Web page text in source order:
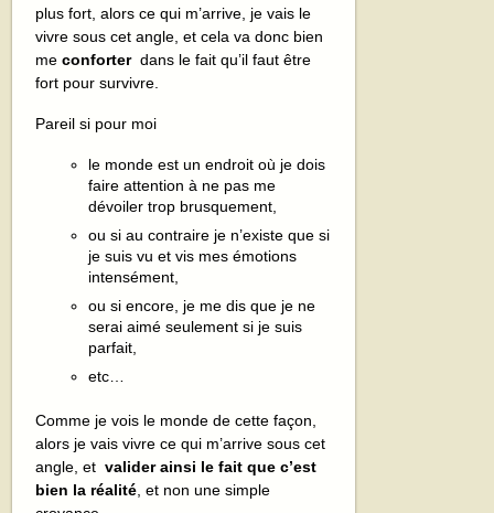
plus fort, alors ce qui m’arrive, je vais le
vivre sous cet angle, et cela va donc bien
meconforter dans le fait qu’il faut être
fort pour survivre.
Pareil si pour moi
le monde est un endroit où je dois
faire attention à ne pas me
dévoiler trop brusquement,
ou si au contraire je n’existe que si
je suis vu et vis mes émotions
intensément,
ou si encore, je me dis que je ne
serai aimé seulement si je suis
parfait,
etc…
Comme je vois le monde de cette façon,
alors je vais vivre ce qui m’arrive sous cet
angle, etvalider ainsi le fait que c’est
bien la réalité , et non une simple